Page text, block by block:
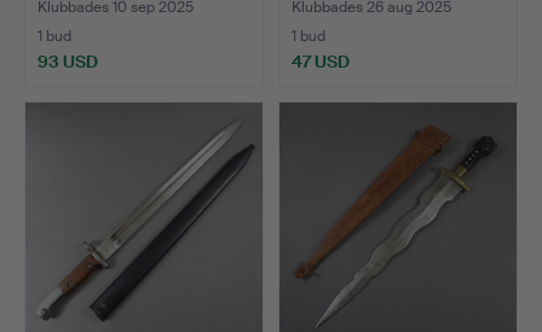
Klubbades 10 sep 2025
1 bud
93 USD
TALET.
Klubbades 26 aug 2025
1 bud
47 USD